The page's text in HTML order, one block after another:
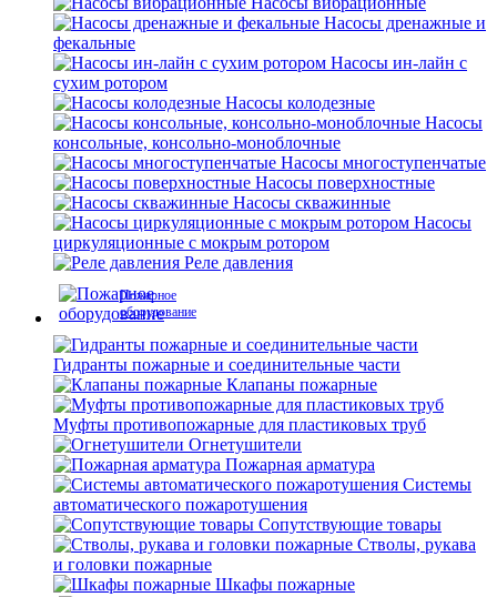
Насосы дренажные и
фекальные
Насосы ин-лайн с
сухим ротором
Насосы колодезные
Насосы
консольные, консольно-моноблочные
Насосы многоступенчатые
Насосы поверхностные
Насосы скважинные
Насосы
циркуляционные с мокрым ротором
Реле давления
Пожарное
оборудование
Гидранты пожарные и соединительные части
Клапаны пожарные
Муфты противопожарные для пластиковых труб
Огнетушители
Пожарная арматура
Системы
автоматического пожаротушения
Сопутствующие товары
Стволы, рукава
и головки пожарные
Шкафы пожарные